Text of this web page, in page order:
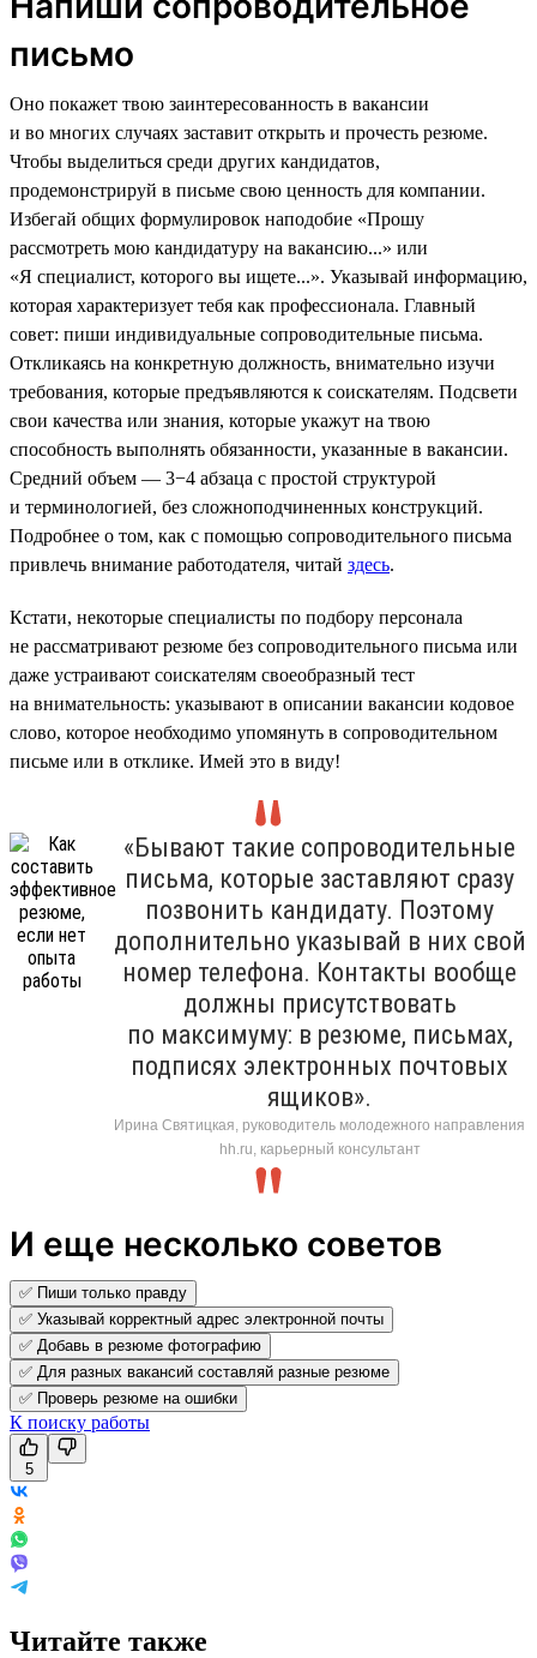
письмо
Оно покажет твою заинтересованность в вакансии
и во многих случаях заставит открыть и прочесть резюме.
Чтобы выделиться среди других кандидатов,
продемонстрируй в письме свою ценность для компании.
Избегай общих формулировок наподобие «Прошу
рассмотреть мою кандидатуру на вакансию...» или
«Я специалист, которого вы ищете...». Указывай информацию,
которая характеризует тебя как профессионала. Главный
совет: пиши индивидуальные сопроводительные письма.
Откликаясь на конкретную должность, внимательно изучи
требования, которые предъявляются к соискателям. Подсвети
свои качества или знания, которые укажут на твою
способность выполнять обязанности, указанные в вакансии.
Средний объем — 3−4 абзаца с простой структурой
и терминологией, без сложноподчиненных конструкций.
Подробнее о том, как с помощью сопроводительного письма
привлечь внимание работодателя, читай здесь.
Кстати, некоторые специалисты по подбору персонала
не рассматривают резюме без сопроводительного письма или
даже устраивают соискателям своеобразный тест
на внимательность: указывают в описании вакансии кодовое
слово, которое необходимо упомянуть в сопроводительном
письме или в отклике. Имей это в виду!
«Бывают такие сопроводительные
письма, которые заставляют сразу
позвонить кандидату. Поэтому
дополнительно указывай в них свой
номер телефона. Контакты вообще
должны присутствовать
по максимуму: в резюме, письмах,
подписях электронных почтовых
ящиков».
Ирина Святицкая, руководитель молодежного направления
hh.ru, карьерный консультант
И еще несколько советов
✅ Пиши только правду
✅ Указывай корректный адрес электронной почты
✅ Добавь в резюме фотографию
✅ Для разных вакансий составляй разные резюме
✅ Проверь резюме на ошибки
К поиску работы
5
Читайте также